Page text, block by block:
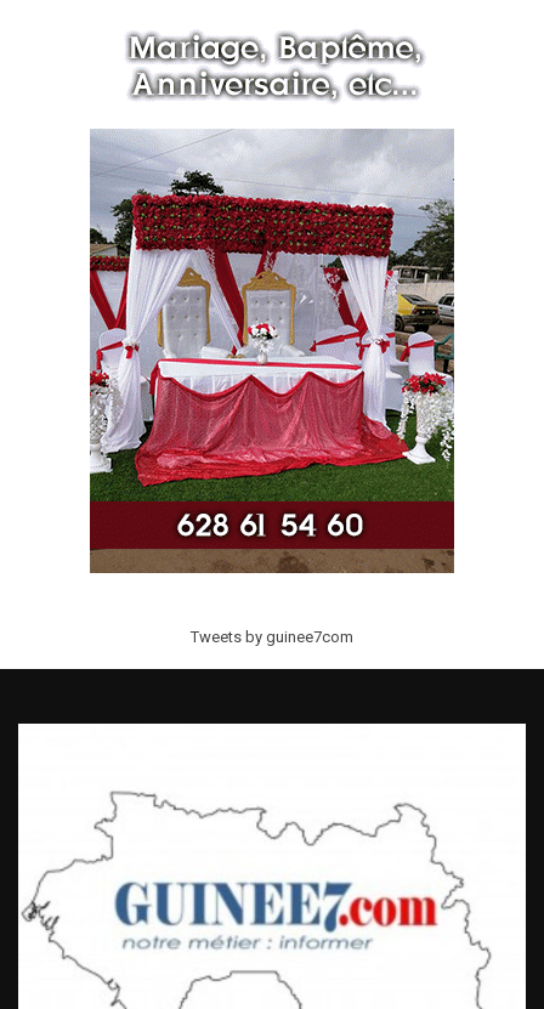
Tweets by guinee7com